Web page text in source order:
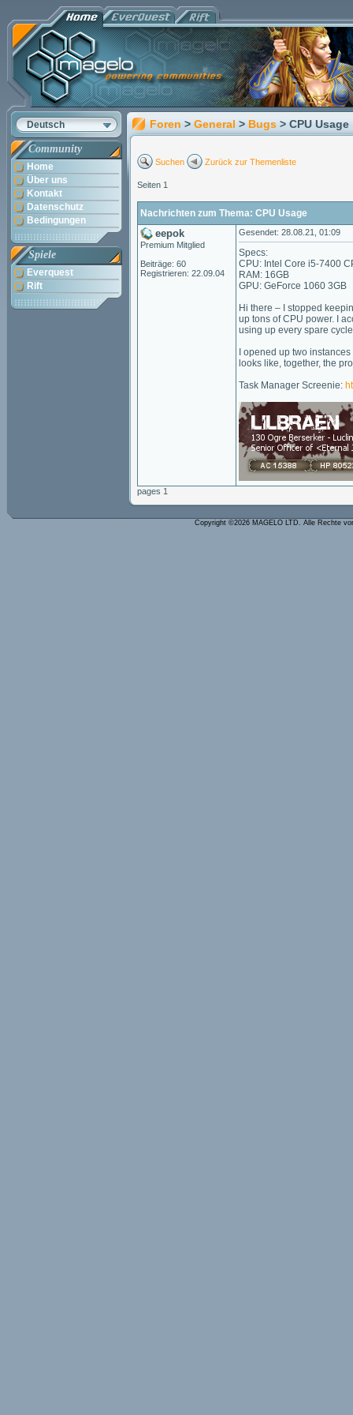
Deutsch
Community
Home
Über uns
Kontakt
Datenschutz
Bedingungen
Spiele
Everquest
Rift
Foren > General > Bugs > CPU Usage
Suchen Zurück zur Themenliste
Seiten 1
Nachrichten zum Thema: CPU Usage
eepok
Premium Mitglied
Beiträge: 60
Registrieren: 22.09.04
Gesendet: 28.08.21, 01:09
Specs:
CPU: Intel Core i5-7400
RAM: 16GB
GPU: GeForce 1060 3GB
Hi there – I stopped
up tons of CPU power. I
using up every spare
I opened up two
looks like, together, the
Task Manager Screenie:
pages 1
Copyright ©2026 MAGELO LTD. Alle Rechte